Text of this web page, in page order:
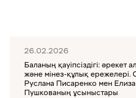
26.02.2026
Баланың қауіпсіздігі: әрекет
және мінез-құлық ережелері.
Руслана Писаренко мен
Пушкованың ұсыныстары